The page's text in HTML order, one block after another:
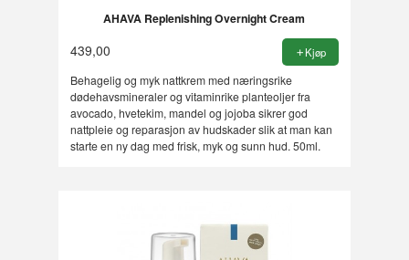
AHAVA Replenishing Overnight Cream
439,00 Kjøp
Behagelig og myk nattkrem med næringsrike
dødehavsmineraler og vitaminrike planteoljer fra
avocado, hvetekim, mandel og jojoba sikrer god
nattpleie og reparasjon av hudskader slik at man kan
starte en ny dag med frisk, myk og sunn hud. 50ml.